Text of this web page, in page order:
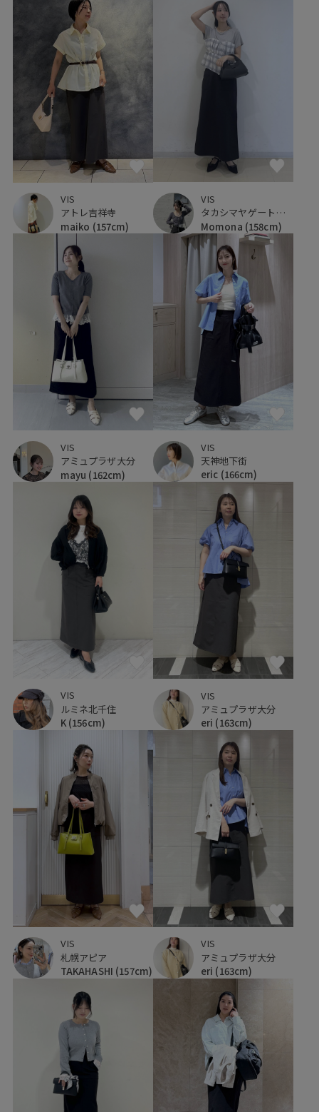
VIS
アトレ吉祥寺
maiko (157cm)
VIS
タカシマヤゲートタワーモール
Momona (158cm)
VIS
アミュプラザ大分
mayu (162cm)
VIS
天神地下街
eric (166cm)
VIS
ルミネ北千住
K (156cm)
VIS
アミュプラザ大分
eri (163cm)
VIS
札幌アピア
TAKAHASHI (157cm)
VIS
アミュプラザ大分
eri (163cm)